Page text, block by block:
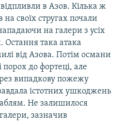
в Азов. Кілька ж
своїх стругах почали
на галери з усіх
Остання така атака
від Азова. Потім османи
порох до фортеці, але
випадкову пожежу
істотних ушкоджень
Не залишилося
зазначив